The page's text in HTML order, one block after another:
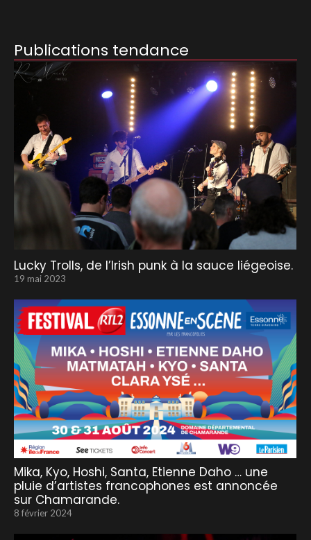
Publications tendance
Lucky Trolls, de l’Irish punk à la sauce liégeoise.
19 mai 2023
Mika, Kyo, Hoshi, Santa, Etienne Daho … une
pluie d’artistes francophones est annoncée
sur Chamarande.
8 février 2024